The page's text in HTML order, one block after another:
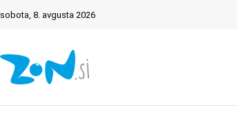
sobota, 8. avgusta 2026